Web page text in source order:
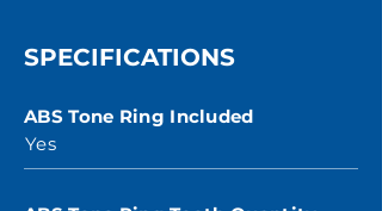
SPECIFICATIONS
ABS Tone Ring Included
Yes